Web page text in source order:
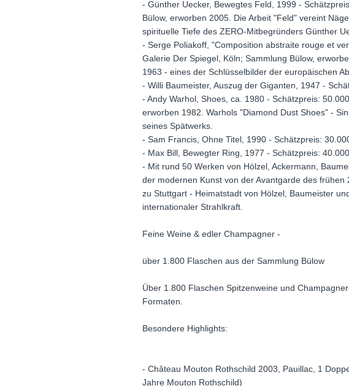
- Günther Uecker, Bewegtes Feld, 1999 -
Bülow, erworben 2005. Die Arbeit "Feld" vereint
spirituelle Tiefe des ZERO-Mitbegründers Günther
- Serge Poliakoff, "Composition abstraite rouge et
Galerie Der Spiegel, Köln; Sammlung Bülow,
1963 - eines der Schlüsselbilder der europäischen
- Willi Baumeister, Auszug der Giganten, 1947 -
- Andy Warhol, Shoes, ca. 1980 - Schätzpreis:
erworben 1982. Warhols "Diamond Dust Shoes" -
seines Spätwerks.
- Sam Francis, Ohne Titel, 1990 - Schätzpreis:
- Max Bill, Bewegter Ring, 1977 - Schätzpreis:
- Mit rund 50 Werken von Hölzel, Ackermann,
der modernen Kunst von der Avantgarde des
zu Stuttgart - Heimatstadt von Hölzel, Baumeister
internationaler Strahlkraft.
Feine Weine & edler Champagner -
über 1.800 Flaschen aus der Sammlung Bülow
Über 1.800 Flaschen Spitzenweine und
Formaten.
Besondere Highlights:
- Château Mouton Rothschild 2003, Pauillac, 1
Jahre Mouton Rothschild)